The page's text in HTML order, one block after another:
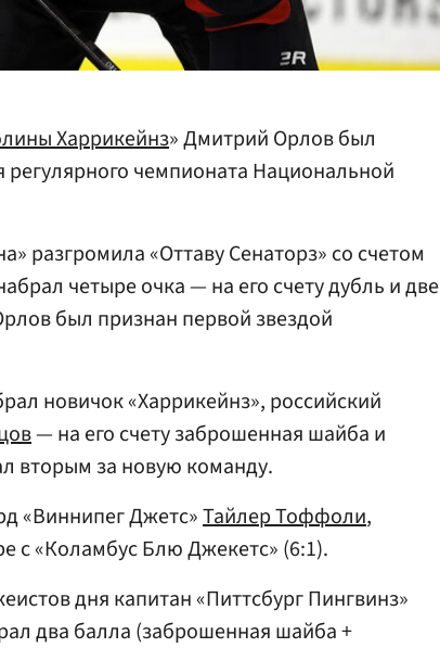
Харрикейнз» Дмитрий Орлов был
регулярного чемпионата Национальной
разгромила «Оттаву Сенаторз» со счетом
четыре очка — на его счету дубль и две
был признан первой звездой
новичок «Харрикейнз», российский
— на его счету заброшенная шайба и
вторым за новую команду.
«Виннипег Джетс»Тайлер Тоффоли,
с «Коламбус Блю Джекетс» (6:1).
дня капитан «Питтсбург Пингвинз»
два балла (заброшенная шайба +